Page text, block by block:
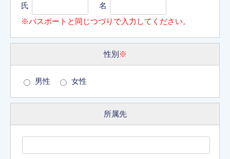
氏
名
※パスポートと同じつづりで入力してください。
性別 ※
男性 女性
所属先